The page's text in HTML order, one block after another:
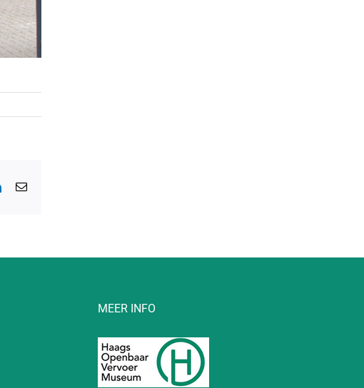
LinkedIn
E-
MEER INFO